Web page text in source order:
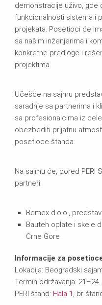
demonstracije uživo,
funkcionalnosti sistema i
projekata. Posetioci će
sa našim inženjerima i
konkretne predloge i
projektima.
Učešće na sajmu
saradnje sa partnerima i
sa profesionalcima iz cele
obezbediti prijatnu
posetioce štanda.
Na sajmu će, pored PERI
partneri:
Bemex d.o.o.,
Bauteh oplate i skele
Crne Gore
Informacije za
Lokacija: Beogradski
Termin održavanja: 21–24.
PERI štand: Hala 1 , br